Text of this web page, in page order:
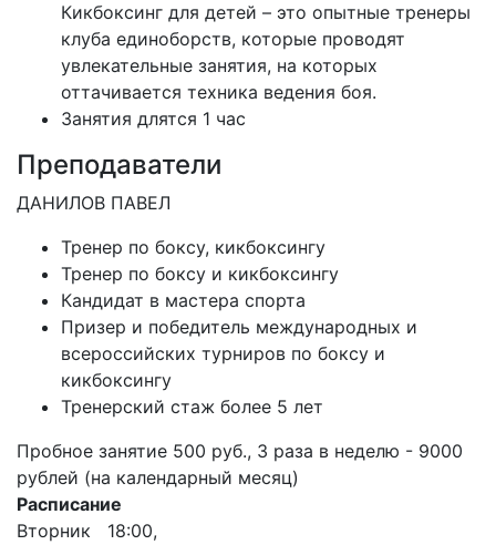
Кикбоксинг для детей – это опытные тренеры
клуба единоборств, которые проводят
увлекательные занятия, на которых
оттачивается техника ведения боя.
Занятия длятся 1 час
Преподаватели
ДАНИЛОВ ПАВЕЛ
Тренер по боксу, кикбоксингу
Тренер по боксу и кикбоксингу
Кандидат в мастера спорта
Призер и победитель международных и
всероссийских турниров по боксу и
кикбоксингу
Тренерский стаж более 5 лет
Пробное занятие 500 руб., 3 раза в неделю - 9000
рублей (на календарный месяц)
Расписание
Вторник 18:00,